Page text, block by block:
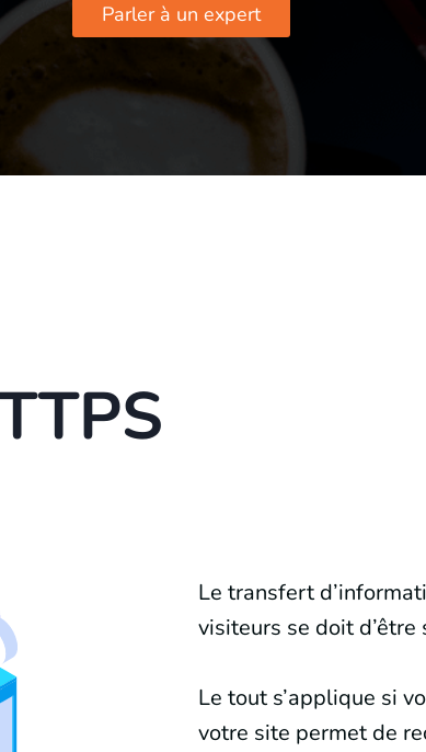
Parler à un expert
Le transfert
visiteurs se doit d’être
Le tout s’applique si
votre site permet de